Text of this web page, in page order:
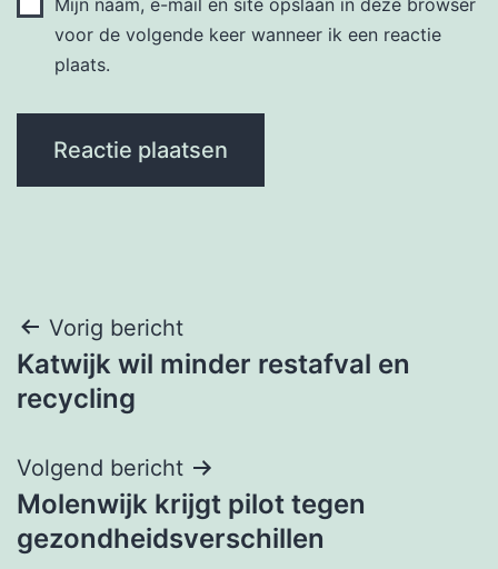
voor de volgende keer wanneer ik een reactie
plaats.
Bericht
navigatie
Vorig bericht
Katwijk wil minder restafval en
recycling
Volgend bericht
Molenwijk krijgt pilot tegen
gezondheidsverschillen